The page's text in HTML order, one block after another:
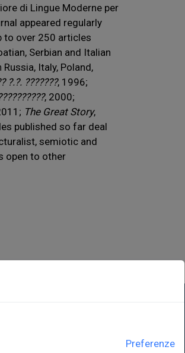
di Lingue Moderne per
appeared regularly
to over 250 articles
Serbian and Italian
Italy, Poland,
?.?. ???????, 1996;
, 2000;
The Great Story,
published so far deal
semiotic and
open to other
Preferenze